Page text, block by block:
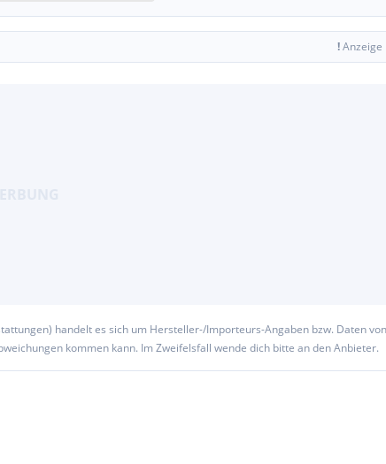
in Österreich.
(weitere info
!Anzeige
handelt es sich um Hersteller-/Importeurs-Angaben bzw. Daten von
kommen kann. Im Zweifelsfall wende dich bitte an den Anbieter.